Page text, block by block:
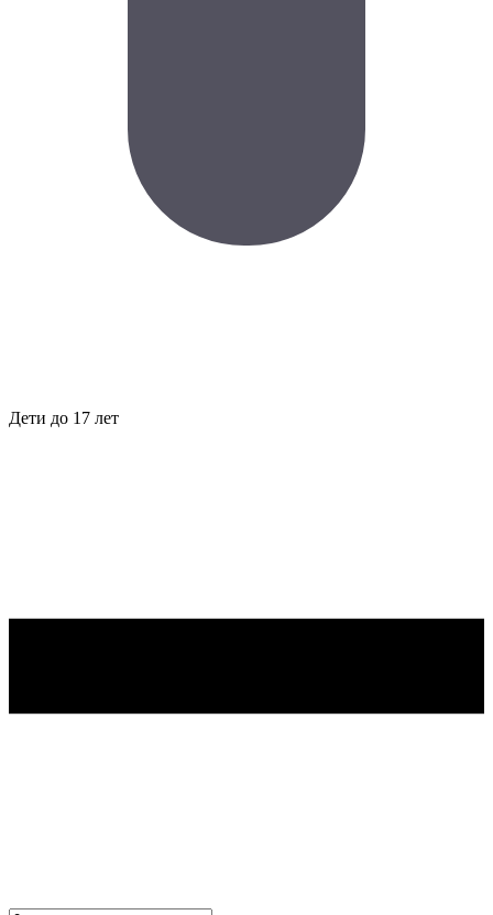
Дети до 17 лет